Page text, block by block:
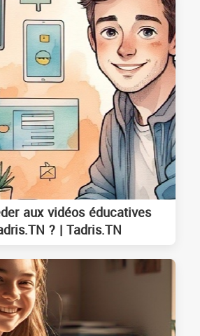
aux vidéos éducatives
? | Tadris.TN